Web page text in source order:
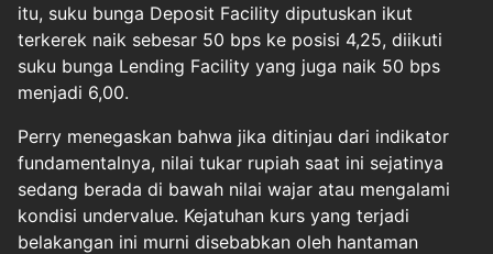
itu, suku bunga Deposit Facility diputuskan ikut
terkerek naik sebesar 50 bps ke posisi 4,25, diikuti
suku bunga Lending Facility yang juga naik 50 bps
menjadi 6,00.
Perry menegaskan bahwa jika ditinjau dari indikator
fundamentalnya, nilai tukar rupiah saat ini sejatinya
sedang berada di bawah nilai wajar atau mengalami
kondisi undervalue. Kejatuhan kurs yang terjadi
belakangan ini murni disebabkan oleh hantaman